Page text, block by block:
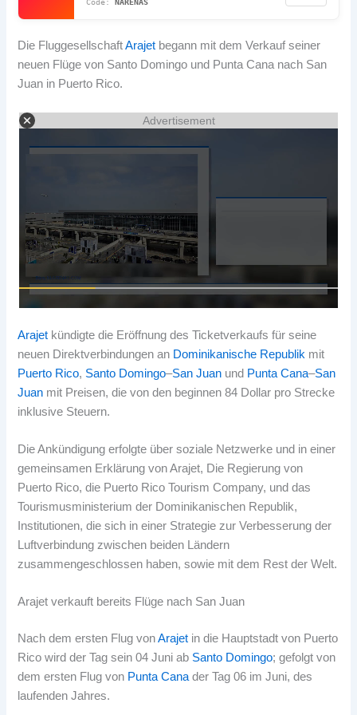
NARENAS
Die FluggesellschaftArajet begann mit dem Verkauf seiner
neuen Flüge von Santo Domingo und Punta Cana nach San
Juan in Puerto Rico.
Advertisement
Arajet kündigte die Eröffnung des Ticketverkaufs für seine
neuen Direktverbindungen an Dominikanische Republik mit
Puerto Rico, Santo Domingo–San Juan und Punta Cana–San
Juan mit Preisen, die von den beginnen 84 Dollar pro Strecke
inklusive Steuern.
Die Ankündigung erfolgte über soziale Netzwerke und in einer
gemeinsamen Erklärung von Arajet, Die Regierung von
Puerto Rico, die Puerto Rico Tourism Company, und das
Tourismusministerium der Dominikanischen Republik,
Institutionen, die sich in einer Strategie zur Verbesserung der
Luftverbindung zwischen beiden Ländern
zusammengeschlossen haben, sowie mit dem Rest der Welt.
Arajet verkauft bereits Flüge nach San Juan
Nach dem ersten Flug vonArajet in die Hauptstadt von Puerto
Rico wird der Tag sein 04 Juni ab Santo Domingo; gefolgt von
dem ersten Flug von Punta Cana der Tag 06 im Juni, des
laufenden Jahres.